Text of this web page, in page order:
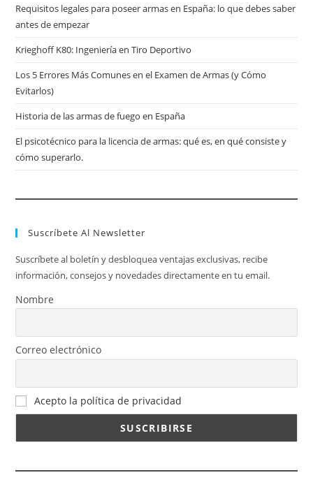
Requisitos legales para poseer armas en España: lo que debes saber
antes de empezar
Krieghoff K80: Ingeniería en Tiro Deportivo
Los 5 Errores Más Comunes en el Examen de Armas (y Cómo
Evitarlos)
Historia de las armas de fuego en España
El psicotécnico para la licencia de armas: qué es, en qué consiste y
cómo superarlo.
Suscríbete Al Newsletter
Suscríbete al boletín y desbloquea ventajas exclusivas, recibe
información, consejos y novedades directamente en tu email.
Nombre
Correo electrónico
Acepto la política de privacidad